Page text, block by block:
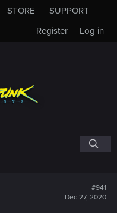
STORE
SUPPORT
Log in
Register
#941
Dec 27, 2020